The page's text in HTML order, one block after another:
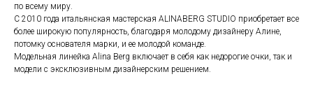
по всему миру.
С 2010 года итальянская мастерская ALINABERG STUDIO приобретает все
более широкую популярность, благодаря молодому дизайнеру Алине,
потомку основателя марки, и ее молодой команде.
Модельная линейка Alina Berg включает в себя как недорогие очки, так и
модели c эксклюзивным дизайнерским решением.